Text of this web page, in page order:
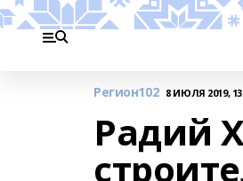
Регион102 8 ИЮЛЯ 2019,
Радий